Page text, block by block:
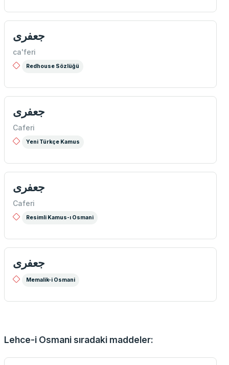
جعفری
ca'feri
Redhouse Sözlüğü
جعفری
Caferi
Yeni Türkçe Kamus
جعفری
Caferi
Resimli Kamus-ı Osmani
جعفری
Memalik-i Osmani
Lehce-i Osmani sıradaki maddeler: